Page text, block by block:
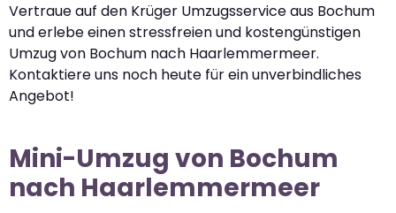
Vertraue auf den Krüger Umzugsservice aus Bochum
und erlebe einen stressfreien und kostengünstigen
Umzug von Bochum nach Haarlemmermeer.
Kontaktiere uns noch heute für ein unverbindliches
Angebot!
Mini-Umzug von Bochum
nach Haarlemmermeer